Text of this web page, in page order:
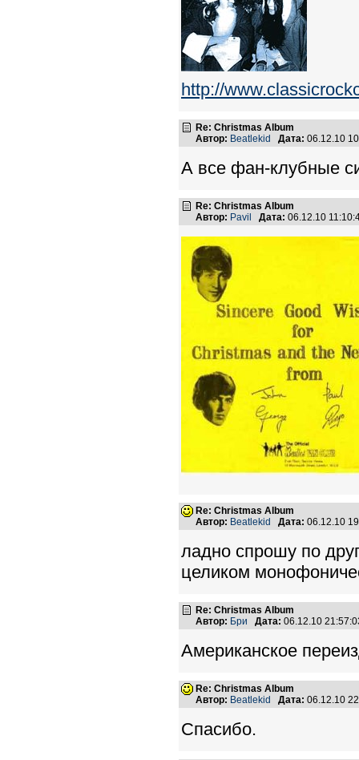
http://
Re: Christmas Album
Автор: Beatlekid Дата: 06.12.10
А все фан-клубные
Re: Christmas Album
Автор: Pavil Дата: 06.12.10
Re: Christmas Album
Автор: Beatlekid Дата: 06.12.10
ладно спрошу по
целиком
Re: Christmas Album
Автор: Бри Дата: 06.12.10
Американское
Re: Christmas Album
Автор: Beatlekid Дата: 06.12.10
Спасибо.